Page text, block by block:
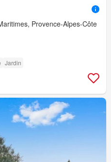
Provence-Alpes-Côte
Jardin